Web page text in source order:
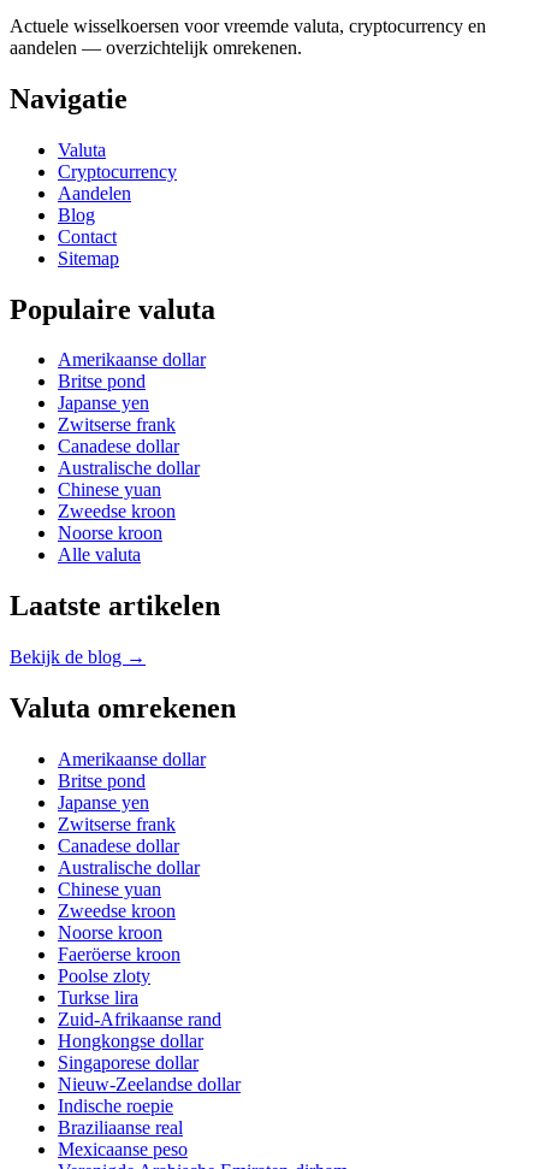
Actuele wisselkoersen voor vreemde valuta, cryptocurrency en
aandelen — overzichtelijk omrekenen.
Navigatie
Valuta
Cryptocurrency
Aandelen
Blog
Contact
Sitemap
Populaire valuta
Amerikaanse dollar
Britse pond
Japanse yen
Zwitserse frank
Canadese dollar
Australische dollar
Chinese yuan
Zweedse kroon
Noorse kroon
Alle valuta
Laatste artikelen
Bekijk de blog →
Valuta omrekenen
Amerikaanse dollar
Britse pond
Japanse yen
Zwitserse frank
Canadese dollar
Australische dollar
Chinese yuan
Zweedse kroon
Noorse kroon
Faeröerse kroon
Poolse zloty
Turkse lira
Zuid-Afrikaanse rand
Hongkongse dollar
Singaporese dollar
Nieuw-Zeelandse dollar
Indische roepie
Braziliaanse real
Mexicaanse peso